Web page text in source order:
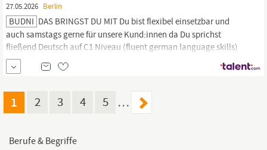
27.05.2026 Berlin
BUDNI DAS BRINGST DU MIT Du bist flexibel einsetzbar und
auch samstags gerne für unsere Kund:innen da Du sprichst
fließend Deutsch auf C1 Niveau (fluent german language skills)
Du bringst Neugier und Freude am Kundenkontakt mit Du hast ein
Gespür für Menschen und begegnest unseren Kund:innen mit
und Du...
1 2 3 4 5 …
Berufe & Begriffe